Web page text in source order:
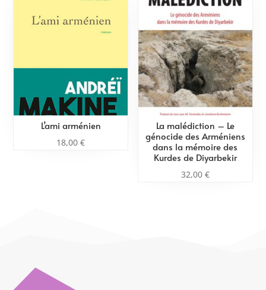
L’ami arménien
18,00€
La malédiction – Le
génocide des Arméniens
dans la mémoire des
Kurdes de Diyarbekir
32,00 €